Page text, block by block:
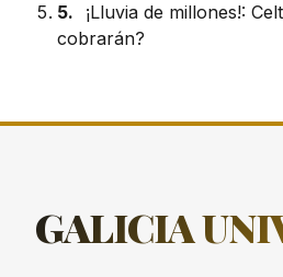
5.
¡Lluvia de millones!:
cobrarán?
GALICIA